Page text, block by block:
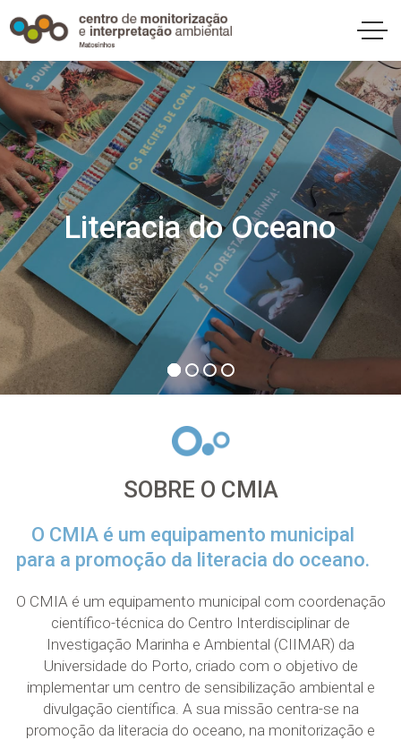
Literacia do Oceano
SOBRE O CMIA
O CMIA é um equipamento municipal
para a promoção da literacia do oceano.
O CMIA é um equipamento municipal com coordenação
científico-técnica do Centro Interdisciplinar de
Investigação Marinha e Ambiental (CIIMAR) da
Universidade do Porto, criado com o objetivo de
implementar um centro de sensibilização ambiental e
divulgação científica. A sua missão centra-se na
promoção da literacia do oceano, na monitorização e